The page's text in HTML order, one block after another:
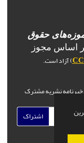
حقوق
اساس مجوز
) آزاد است.
خبرنامه نشریه مشترک
اشتراک